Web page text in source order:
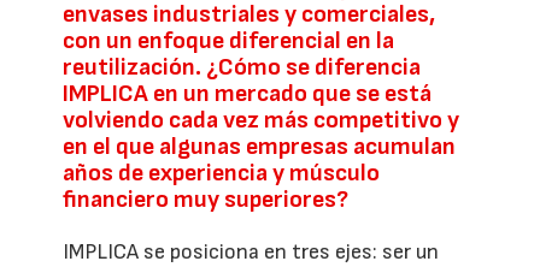
envases industriales y comerciales,
con un enfoque diferencial en la
reutilización. ¿Cómo se diferencia
IMPLICA en un mercado que se está
volviendo cada vez más competitivo y
en el que algunas empresas acumulan
años de experiencia y músculo
financiero muy superiores?
IMPLICA se posiciona en tres ejes: ser un